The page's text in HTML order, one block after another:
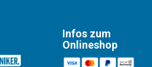
Infos zum
Onlineshop